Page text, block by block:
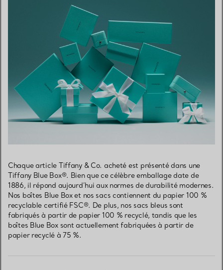
Chaque article Tiffany & Co. acheté est présenté dans une
Tiffany Blue Box®. Bien que ce célèbre emballage date de
1886, il répond aujourd’hui aux normes de durabilité modernes.
Nos boîtes Blue Box et nos sacs contiennent du papier 100 %
recyclable certifié FSC®. De plus, nos sacs bleus sont
fabriqués à partir de papier 100 % recyclé, tandis que les
boîtes Blue Box sont actuellement fabriquées à partir de
papier recyclé à 75 %.